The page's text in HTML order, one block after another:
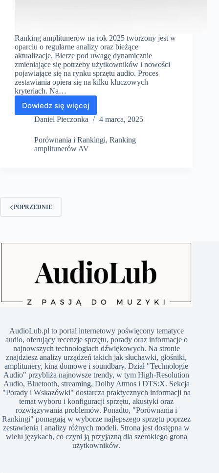
Ranking amplitunerów na rok 2025 tworzony jest w
oparciu o regularne analizy oraz bieżące
aktualizacje. Bierze pod uwagę dynamicznie
zmieniające się potrzeby użytkowników i nowości
pojawiające się na rynku sprzętu audio. Proces
zestawiania opiera się na kilku kluczowych
kryteriach. Na…
Dowiedz się więcej
Ranking
amplitunerów
najlepsze
modele
Daniel Pieczonka 4 marca, 2025
Porównania i Rankingi, Ranking
amplitunerów AV
POPRZEDNIE
​AudioLub.pl to portal internetowy poświęcony tematyce
audio, oferujący recenzje sprzętu, porady oraz informacje o
najnowszych technologiach dźwiękowych. Na stronie
znajdziesz analizy urządzeń takich jak słuchawki, głośniki,
amplitunery, kina domowe i soundbary. Dział "Technologie
Audio" przybliża najnowsze trendy, w tym High-Resolution
Audio, Bluetooth, streaming, Dolby Atmos i DTS:X. Sekcja
"Porady i Wskazówki" dostarcza praktycznych informacji na
temat wyboru i konfiguracji sprzętu, akustyki oraz
rozwiązywania problemów. Ponadto, "Porównania i
Rankingi" pomagają w wyborze najlepszego sprzętu poprzez
zestawienia i analizy różnych modeli. Strona jest dostępna w
wielu językach, co czyni ją przyjazną dla szerokiego grona
użytkowników.​